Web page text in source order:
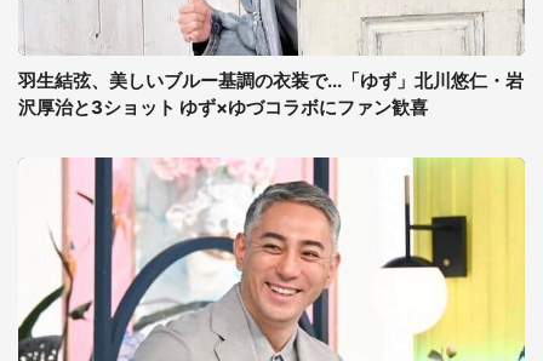
羽生結弦、美しいブルー基調の衣装で...「ゆず」北川悠仁・岩
沢厚治と3ショット ゆず×ゆづコラボにファン歓喜